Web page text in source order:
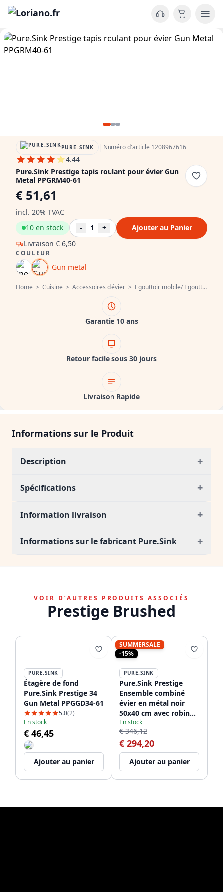
Home > Cuisine > Accessoires d'évier > Egouttoir mobile/ Egouttoir pliable
PURE.SINK | Numéro d'article 1208967616
4.44
Pure.Sink Prestige tapis roulant pour évier Gun
Metal PPGRM40-61
€ 51,61
incl. 20% TVAC
Livraison € 6,50
10 en stock - 1 + Ajouter au Panier
COULEUR
Gun metal
Garantie 10 ans
Retour facile sous 30 jours
Livraison Rapide
Informations sur le Produit
Description +
Spécifications +
Information livraison +
Informations sur le fabricant Pure.Sink +
VOIR D’AUTRES PRODUITS ASSOCIÉS
Prestige Brushed
PURE.SINK
Étagère de fond
Pure.Sink Prestige 34
Gun Metal PPGGD34-61
5.0(2)
En stock
€ 46,45
Ajouter au panier
SUMMERSALE
-15%
PURE.SINK
Pure.Sink Prestige
Ensemble combiné
évier en métal noir
50x40 cm avec robinet
de cuisine en métal
noir 1208970763
En stock
€ 346,12
€ 294,20
Ajouter au panier